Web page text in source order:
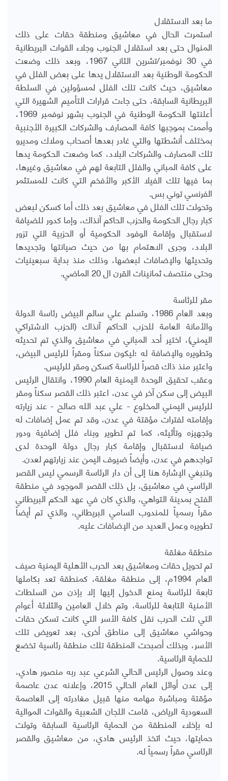
ما بعد الاستقلال
استمرت الحال في معاشيق ومنطقة حقات على ذلك
المنوال حتى بعد استقلال الجنوب وجلاء القوات البريطانية
في 30 نوفمبر/‏‏‏تشرين الثاني 1967، وبعد ذلك وضعت
الحكومة الوطنية بعد الاستقلال يدها على بعض الفلل في
معاشيق، حيث كانت تلك الفلل لمسؤولين في السلطة
البريطانية السابقة، حتى جاءت قرارات التأميم الشهيرة التي
أعلنتها الحكومة الوطنية في الجنوب بشهر نوفمبر 1969،
وأممت بموجبها كافة المصارف والشركات الكبيرة الأجنبية
بمختلف أنشطتها والتي غادر بعدها أصحاب وملاك ومديرو
تلك المصارف والشركات البلاد، كما وضعت الحكومة يدها
على كافة المباني والفلل التابعة لهم في معاشيق وغيرها،
بما فيها تلك الفيلا الأكبر والأفخم التي كانت للمستثمر
الفرنسي توني بس.
وتحولت تلك الفلل في معاشيق بعد ذلك أما كسكن لبعض
كبار رجال الحكومة والحزب الحاكم آنذاك، وإما كدور للضيافة
لاستقبال وإقامة الوفود الحكومية أو الحزبية التي تزور
البلاد، وجرى الاهتمام بها من حيث صيانتها وتجديدها
وتحديثها والإضافات لبعضها، وذلك منذ بداية سبعينيات
وحتى منتصف ثمانينات القرن ال 20 الماضي.
مقر للرئاسة
وبعد العام 1986، وتسلم علي سالم البيض رئاسة الدولة
والأمانة العامة للحزب الحاكم آنذاك (الحزب الاشتراكي
اليمني)، اختير أحد المباني في معاشيق والذي تم تحديثه
وتطويره والإضافة له ؛ليكون سكناً ومقراً للرئيس البيض،
واعتبر منذ ذاك قصراً للرئاسة كسكن ومقر للرئيس.
وعقب تحقيق الوحدة اليمنية العام 1990، وانتقال الرئيس
البيض إلى سكن آخر في عدن، اعتبر ذلك القصر سكناً ومقر
للرئيس اليمني المخلوع - علي عبد الله صالح - عند زيارته
وإقامته لفترات مؤقتة في عدن، وقد تم عمل إضافات له
وتجهيزه وتأثيثه، كما تم تطوير وبناء فلل إضافية ودور
ضيافة لاستقبال وإقامة كبار رجال دولة الوحدة لدى
تواجدهم في عدن، وأيضاً ضيوف اليمن عند زيارتهم لعدن.
وتنبغي الإشارة هنا إلى أن دار الرئاسة الرسمي ليس القصر
الرئاسي في معاشيق، بل ذلك القصر الموجود في منطقة
الفتح بمدينة التواهي، والذي كان في عهد الحكم البريطاني
مقراً رسمياً للمندوب السامي البريطاني، والذي تم أيضاً
تطويره وعمل العديد من الإضافات عليه.
منطقة مغلقة
تم تحويل حقات ومعاشيق بعد الحرب الأهلية اليمنية صيف
العام 1994م، إلى منطقة مغلقة، كمنطقة تعد بكاملها
تابعة للرئاسة يمنع الدخول إليها إلا بإذن من السلطات
الأمنية التابعة للرئاسة، وتم خلال العامين والثلاثة أعوام
التي تلت الحرب نقل كافة الأسر التي كانت تسكن حقات
وحواشي معاشيق إلى مناطق أخرى، بعد تعويض تلك
الأسر، وبذلك أصبحت المنطقة تلك منطقة رئاسية تخضع
للحماية الرئاسية.
وعند وصول الرئيس الحالي الشرعي عبد ربه منصور هادي،
إلى عدن أوائل العام الحالي 2015، وإعلانه عدن عاصمة
مؤقتة ومباشرة مهامه منها قبيل مغادرته إلى العاصمة
السعودية الرياض، قامت اللجان الشعبية والقوات الموالية
له بإخلاء المنطقة من الحماية الرئاسية السابقة وتولت
حمايتها، حيث اتخذ الرئيس هادي، من معاشيق والقصر
الرئاسي مقراً رسمياً له.